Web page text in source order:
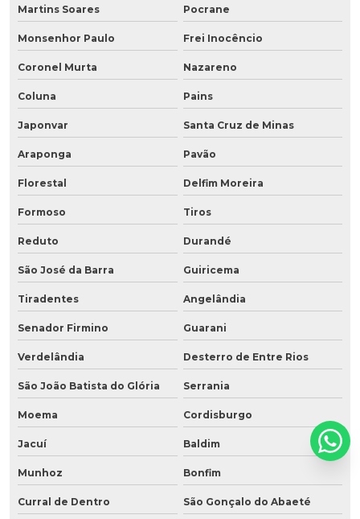
Martins Soares Pocrane
Monsenhor Paulo Frei Inocêncio
Coronel Murta Nazareno
Coluna Pains
Japonvar Santa Cruz de Minas
Araponga Pavão
Florestal Delfim Moreira
Formoso Tiros
Reduto Durandé
São José da Barra Guiricema
Tiradentes Angelândia
Senador Firmino Guarani
Verdelândia Desterro de Entre Rios
São João Batista do Glória Serrania
Moema Cordisburgo
Jacuí Baldim
Munhoz Bonfim
Curral de Dentro São Gonçalo do Abaeté